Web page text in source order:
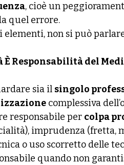
, cioè un
quel errore.
elementi, non si può
È Responsabilità del
sia il singolo
complessiva
responsabile per colpa
imprudenza (fretta,
o uso scorretto delle
quando non